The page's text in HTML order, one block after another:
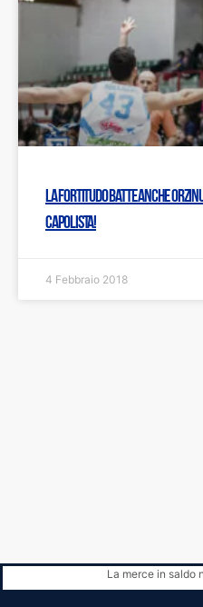
La Fortitudo batte anche
capolista!
4 Febbraio 2018
La merce in saldo